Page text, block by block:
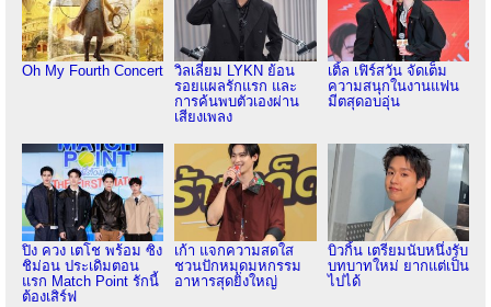
Oh My Fourth Concert
วิลเลี่ยม LYKN ย้อน
รอยแผลรักแรก และ
การค้นพบตัวเองผ่าน
เสียงเพลง
เติ้ล เฟิร์สวัน จัดเต็ม
ความสนุกในงานแฟน
มีตสุดอบอุ่น
ปิง ควง เตโช พร้อม ซิง
ชิม่อน ประเดิมตอน
แรก Match Point รักนี้
ต้องเสิร์ฟ
เก้า แจกความสดใส
ชวนปักหมุดมหกรรม
อาหารสุดยิ่งใหญ่
บิวกิ้น เตรียมนับหนึ่งรับ
บทบาทใหม่ ยากแต่เป็น
ไปได้